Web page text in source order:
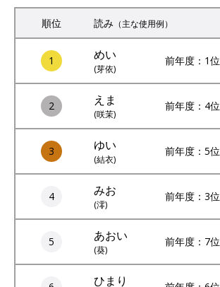
順位 読み （主な使用例）
1 めい
(芽依)
前年度：1位
2 えま
(咲茉)
前年度：4位
3 ゆい
(結衣)
前年度：5位
4 みお
(澪)
前年度：3位
5 あおい
(葵)
前年度：7位
ひまり